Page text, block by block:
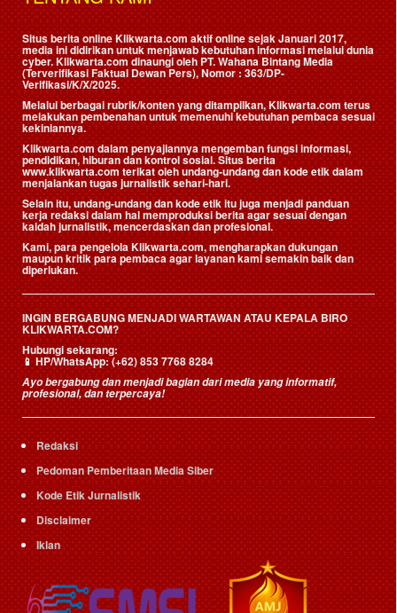
Situs berita online Klikwarta.com aktif online sejak Januari 2017,
media ini didirikan untuk menjawab kebutuhan informasi melalui dunia
cyber. Klikwarta.com dinaungi oleh PT. Wahana Bintang Media
(Terverifikasi Faktual Dewan Pers), Nomor : 363/DP-
Verifikasi/K/X/2025.
Melalui berbagai rubrik/konten yang ditampilkan, Klikwarta.com terus
melakukan pembenahan untuk memenuhi kebutuhan pembaca sesuai
kekiniannya.
Klikwarta.com dalam penyajiannya mengemban fungsi informasi,
pendidikan, hiburan dan kontrol sosial. Situs berita
www.klikwarta.com terikat oleh undang-undang dan kode etik dalam
menjalankan tugas jurnalistik sehari-hari.
Selain itu, undang-undang dan kode etik itu juga menjadi panduan
kerja redaksi dalam hal memproduksi berita agar sesuai dengan
kaidah jurnalistik, mencerdaskan dan profesional.
Kami, para pengelola Klikwarta.com, mengharapkan dukungan
maupun kritik para pembaca agar layanan kami semakin baik dan
diperlukan.
INGIN BERGABUNG MENJADI WARTAWAN ATAU KEPALA BIRO
KLIKWARTA.COM?
Hubungi sekarang:
📱HP/WhatsApp:(+62) 853 7768 8284
Ayo bergabung dan menjadi bagian dari media yang informatif,
profesional, dan terpercaya!
Redaksi
Pedoman Pemberitaan Media Siber
Kode Etik Jurnalistik
Disclaimer
Iklan